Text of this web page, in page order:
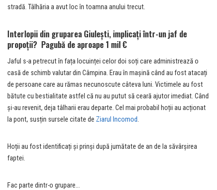
stradă. Tâlhăria a avut loc în toamna anului trecut.
Interlopii din gruparea Giulești, implicați într-un jaf de
propoții? Pagubă de aproape 1 mil €
Jaful s-a petrecut în fața locuinței celor doi soți care administrează o
casă de schimb valutar din Câmpina. Erau în mașină când au fost atacați
de persoane care au rămas necunoscute câteva luni. Victimele au fost
bătute cu bestialitate astfel că nu au putut să ceară ajutor imediat. Când
și-au revenit, deja tâlharii erau departe. Cel mai probabil hoții au acționat
la pont, susțin sursele citate de Ziarul Incomod.
Hoții au fost identificați și prinși după jumătate de an de la săvârșirea
faptei.
Fac parte dintr-o grupare…